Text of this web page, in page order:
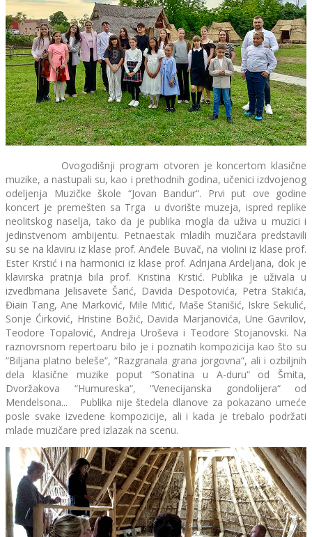
Ovogodišnji program otvoren je koncertom klasične
muzike, a nastupali su, kao i prethodnih godina, učenici izdvojenog
odeljenja Muzičke škole “Jovan Bandur“. Prvi put ove godine
koncert je premešten sa Trga u dvorište muzeja, ispred replike
neolitskog naselja, tako da je publika mogla da uživa u muzici i
jedinstvenom ambijentu. Petnaestak mladih muzičara predstavili
su se na klaviru iz klase prof. Anđele Buvač, na violini iz klase prof.
Ester Krstić i na harmonici iz klase prof. Adrijana Ardeljana, dok je
klavirska pratnja bila prof. Kristina Krstić. Publika je uživala u
izvedbmana Jelisavete Šarić, Davida Despotovića, Petra Stakića,
Điain Tang, Ane Marković, Mile Mitić, Maše Stanišić, Iskre Sekulić,
Sonje Ćirković, Hristine Božić, Davida Marjanovića, Une Gavrilov,
Teodore Topalović, Andreja Uroševa i Teodore Stojanovski. Na
raznovrsnom repertoaru bilo je i poznatih kompozicija kao što su
“Biljana platno beleše“, “Razgranala grana jorgovna“, ali i ozbiljnih
dela klasične muzike poput “Sonatina u A-duru“ od Šmita,
Dvoržakova “Humureska“, “Venecijanska gondolijera“ od
Mendelsona... Publika nije štedela dlanove za pokazano umeće
posle svake izvedene kompozicije, ali i kada je trebalo podržati
mlade muzičare pred izlazak na scenu.